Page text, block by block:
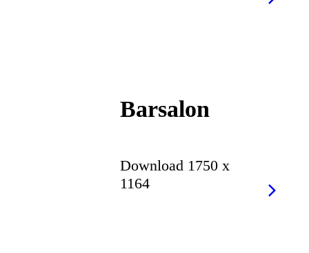
Barsalon
Download 1750 x
1164